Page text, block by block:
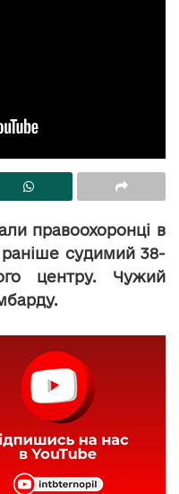
правоохоронці в
судимий 38-
центру. Чужий